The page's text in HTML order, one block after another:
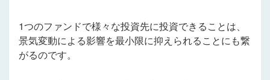
1つのファンドで様々な投資先に投資できることは、
景気変動による影響を最小限に抑えられることにも繋
がるのです。